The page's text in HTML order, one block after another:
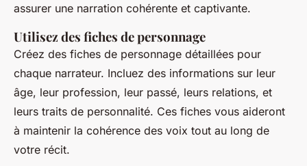
assurer une narration cohérente et captivante.
Utilisez des fiches de personnage
Créez des fiches de personnage détaillées pour
chaque narrateur. Incluez des informations sur leur
âge, leur profession, leur passé, leurs relations, et
leurs traits de personnalité. Ces fiches vous aideront
à maintenir la cohérence des voix tout au long de
votre récit.